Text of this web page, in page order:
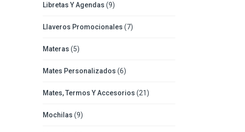
Libretas Y Agendas (9)
Llaveros Promocionales (7)
Materas (5)
Mates Personalizados (6)
Mates, Termos Y Accesorios (21)
Mochilas (9)